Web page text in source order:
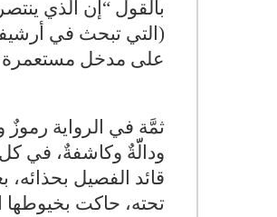
بالقول “إن الذي
(التي تبحث في
على مدخل مستعمرة
ثمَّة في الرواية
ودالّّةٌ وكاشفةٌ، في
قائد الفصيل